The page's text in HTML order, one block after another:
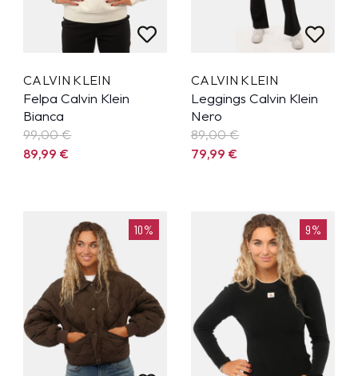
CALVIN KLEIN
Felpa Calvin Klein
Bianca
99,00 €
89,99€
CALVIN KLEIN
Leggings Calvin Klein
Nero
89,00 €
79,99€
10% 9%